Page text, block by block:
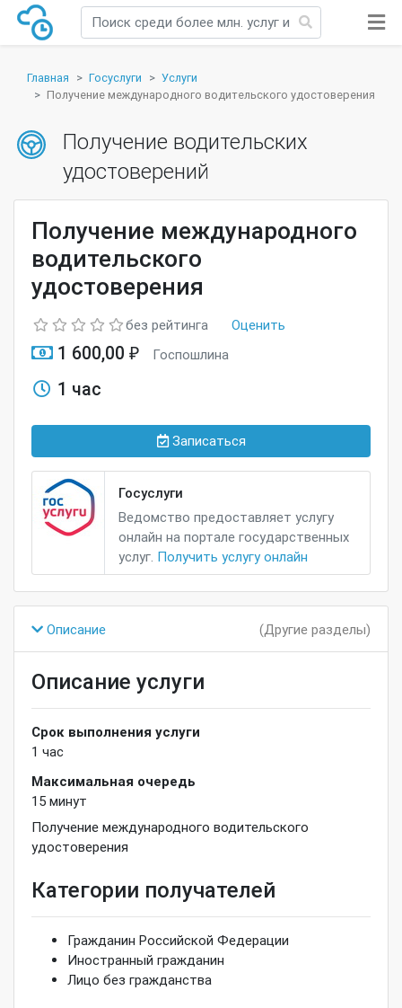
Главная Госуслуги
Услуги
Получение международного водительского удостоверения
Получение водительских
удостоверений
Получение международного
водительского
удостоверения
без рейтинга Оценить
1 600,00 ₽ Госпошлина
1 час
Записаться
Госуслуги
Ведомство предоставляет услугу
онлайн на портале государственных
услуг. Получить услугу онлайн
Описание (Другие разделы)
Описание услуги
Срок выполнения услуги
1 час
Максимальная очередь
15 минут
Получение международного водительского
удостоверения
Категории получателей
Гражданин Российской Федерации
Иностранный гражданин
Лицо без гражданства